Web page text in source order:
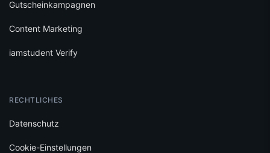
Gutscheinkampagnen
Content Marketing
iamstudent Verify
RECHTLICHES
Datenschutz
Cookie-Einstellungen